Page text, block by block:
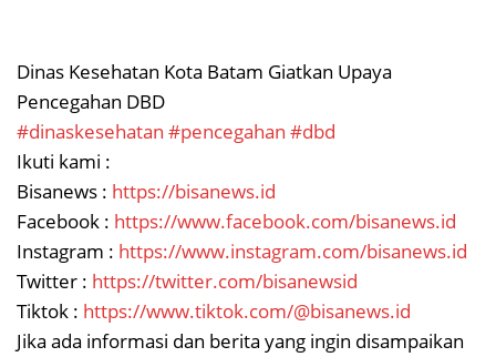
Dinas Kesehatan Kota Batam Giatkan Upaya
Pencegahan DBD
#dinaskesehatan #pencegahan #dbd
Ikuti kami :
Bisanews : https://bisanews.id
Facebook : https://www.facebook.com/bisanews.id
Instagram : https://www.instagram.com/bisanews.id
Twitter : https://twitter.com/bisanewsid
Tiktok : https://www.tiktok.com/@bisanews.id
Jika ada informasi dan berita yang ingin disampaikan